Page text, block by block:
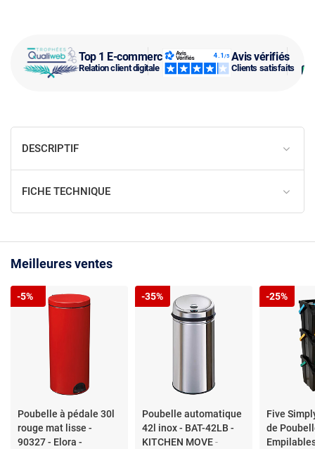
Top 1 E-commerce
Relation client digitale
Avis vérifiés
Clients satisfaits
DESCRIPTIF
FICHE TECHNIQUE
Meilleures ventes
Poubelle à pédale 30l
rouge mat lisse -
90327 - Elora -
-5%
Poubelle automatique
42l inox - BAT-42LB -
KITCHEN MOVE-
-35%
Five
de
-25%